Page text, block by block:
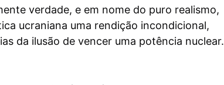
verdade, e em nome do puro realismo,
ucraniana uma rendição incondicional,
da ilusão de vencer uma potência nuclear.